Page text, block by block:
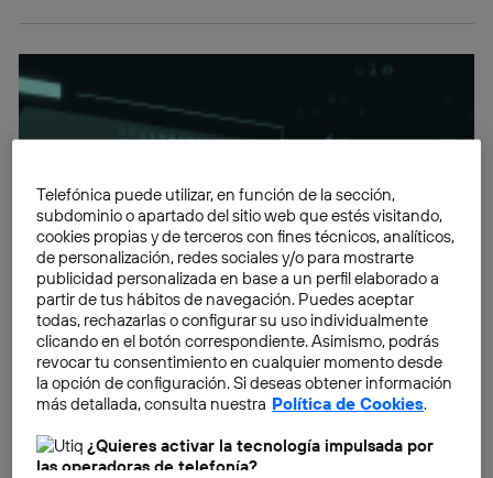
Telefónica puede utilizar, en función de la sección,
subdominio o apartado del sitio web que estés visitando,
cookies propias y de terceros con fines técnicos, analíticos,
de personalización, redes sociales y/o para mostrarte
publicidad personalizada en base a un perfil elaborado a
partir de tus hábitos de navegación. Puedes aceptar
todas, rechazarlas o configurar su uso individualmente
clicando en el botón correspondiente. Asimismo, podrás
revocar tu consentimiento en cualquier momento desde
la opción de configuración. Si deseas obtener información
más detallada, consulta nuestra Política de Cookies.
¿Quieres activar la tecnología impulsada por
las operadoras de telefonía?